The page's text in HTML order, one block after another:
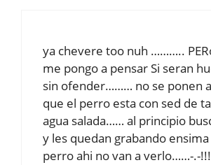
ya chevere too nuh ………..
me pongo a pensar Si seran
sin ofender……… no se ponen
que el perro esta con sed de
agua salada…… al principio
y les quedan grabando
perro ahi no van a verlo……-.-